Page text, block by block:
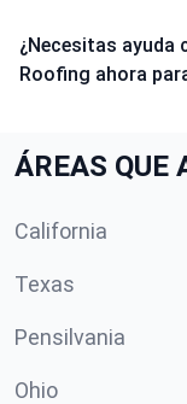
¿Necesitas ayuda
Roofing ahora
ÁREAS QUE
California
Texas
Pensilvania
Ohio